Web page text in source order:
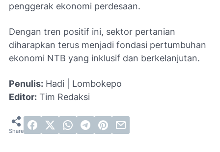
penggerak ekonomi perdesaan.
Dengan tren positif ini, sektor pertanian
diharapkan terus menjadi fondasi pertumbuhan
ekonomi NTB yang inklusif dan berkelanjutan.
Penulis: Hadi | Lombokepo
Editor: Tim Redaksi